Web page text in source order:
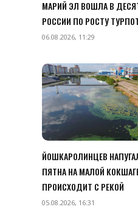
МАРИЙ ЭЛ ВОШЛА В
РОССИИ ПО РОСТУ
06.08.2026, 11:29
ЙОШКАРОЛИНЦЕВ
ПЯТНА НА МАЛОЙ
ПРОИСХОДИТ С РЕКОЙ
05.08.2026, 16:31